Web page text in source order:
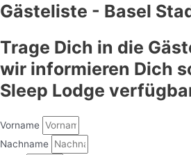
Gästeliste - Basel
Trage Dich in die
wir informieren Dich
Sleep Lodge
Vorname
Nachname